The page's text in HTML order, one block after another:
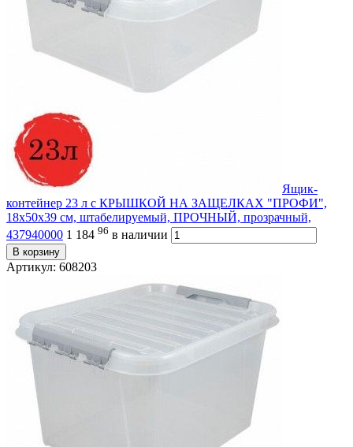
Ящик-
контейнер 23 л с КРЫШКОЙ НА ЗАЩЕЛКАХ "ПРОФИ",
18х50х39 см, штабелируемый, ПРОЧНЫЙ, прозрачный,
437940000 1 184 96 в наличии
В корзину
Артикул: 608203